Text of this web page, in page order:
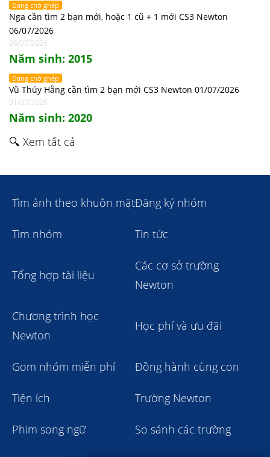
Đang chờ ghép
Nga cần tìm 2 bạn mới, hoặc 1 cũ + 1 mới CS3 Newton
06/07/2026
06/07/2026
Năm sinh: 2015
Đang chờ ghép
Vũ Thúy Hằng cần tìm 2 bạn mới CS3 Newton 01/07/2026
01/07/2026
Năm sinh: 2020
🔍 Xem tất cả
Tìm ảnh theo khuôn mặtĐăng ký nhóm
Tìm nhóm Tin tức
Tổng hợp tài liệu
Các cơ sở trường
Newton
Chương trình học
Newton
Học phí và ưu đãi
Gom nhóm miễn phí Đồng hành cùng con
Tiện ích Trường Newton
Phim song ngữ So sánh các trường